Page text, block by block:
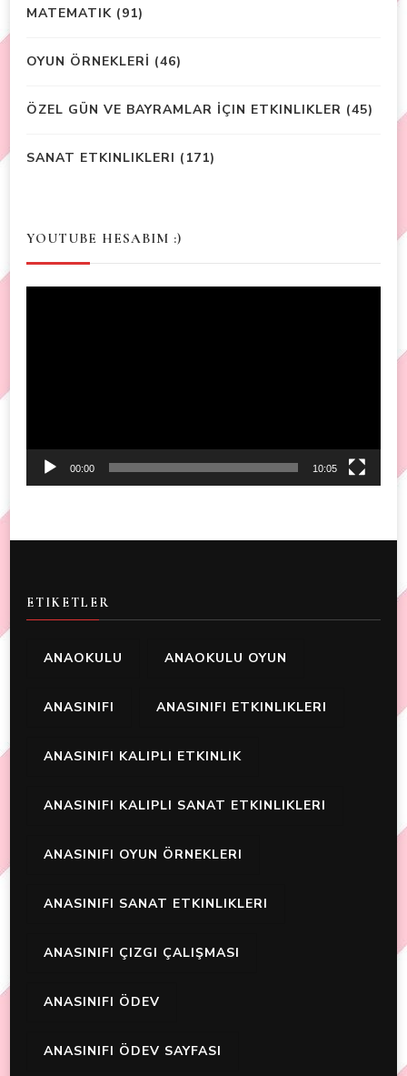
MATEMATIK (91)
OYUN ÖRNEKLERİ (46)
ÖZEL GÜN VE BAYRAMLAR İÇIN ETKINLIKLER (45)
SANAT ETKINLIKLERI (171)
YOUTUBE HESABIM :)
00:00 10:05
ETIKETLER
ANAOKULU ANAOKULU OYUN
ANASINIFI ANASINIFI ETKINLIKLERI
ANASINIFI KALIPLI ETKINLIK
ANASINIFI KALIPLI SANAT ETKINLIKLERI
ANASINIFI OYUN ÖRNEKLERI
ANASINIFI SANAT ETKINLIKLERI
ANASINIFI ÇIZGI ÇALIŞMASI
ANASINIFI ÖDEV
ANASINIFI ÖDEV SAYFASI